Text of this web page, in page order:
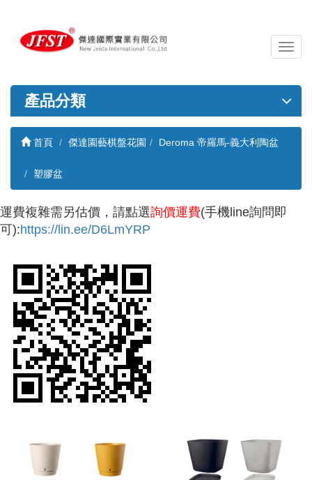
導
覽
關
產品分類
首頁 傑達園藝棋盤花園 Deroma 帝羅馬-義大利陶盆
塑膠盆
運費複雜需另估價，請點選詢價運費(手機line詢問即
可):https://lin.ee/D6LmYRP